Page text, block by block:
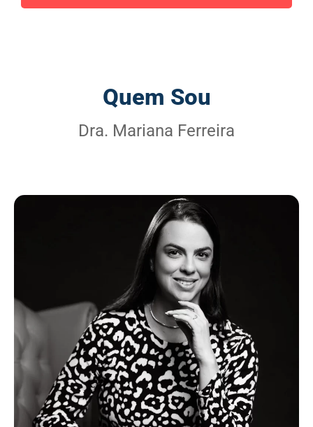
Quem Sou
Dra. Mariana Ferreira